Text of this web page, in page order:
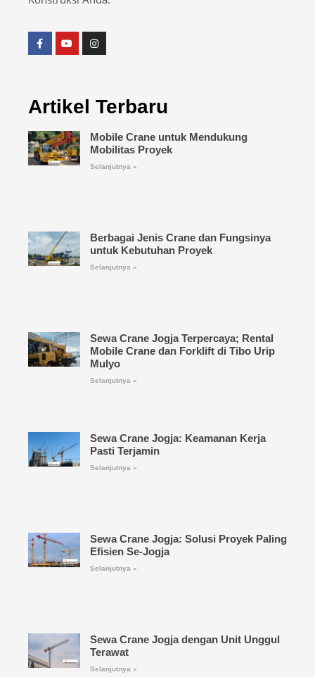
Artikel Terbaru
Mobile Crane untuk Mendukung
Mobilitas Proyek
Selanjutnya »
Berbagai Jenis Crane dan Fungsinya
untuk Kebutuhan Proyek
Selanjutnya »
Sewa Crane Jogja Terpercaya; Rental
Mobile Crane dan Forklift di Tibo Urip
Mulyo
Selanjutnya »
Sewa Crane Jogja: Keamanan Kerja
Pasti Terjamin
Selanjutnya »
Sewa Crane Jogja: Solusi Proyek Paling
Efisien Se-Jogja
Selanjutnya »
Sewa Crane Jogja dengan Unit Unggul
Terawat
Selanjutnya »